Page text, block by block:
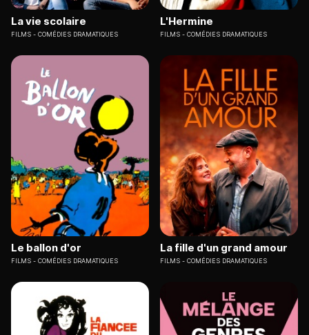
La vie scolaire
FILMS COMÉDIES DRAMATIQUES
L'Hermine
FILMS COMÉDIES DRAMATIQUES
Le ballon d'or
FILMS COMÉDIES DRAMATIQUES
La fille d'un grand amour
FILMS COMÉDIES DRAMATIQUES